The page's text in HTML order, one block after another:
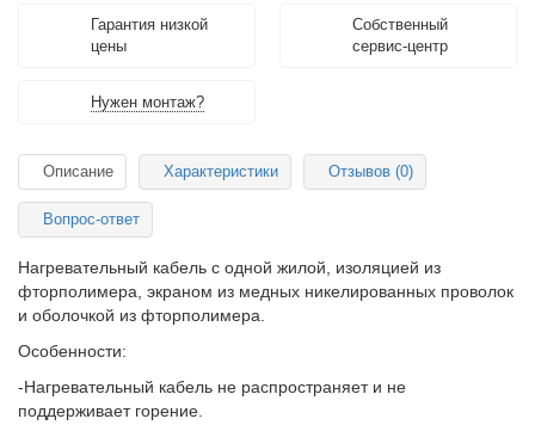
Гарантия низкой
цены
Собственный
сервис-центр
Нужен монтаж?
Описание Характеристики Отзывов (0)
Вопрос-ответ
Нагревательный кабель с одной жилой, изоляцией из
фторполимера, экраном из медных никелированных проволок
и оболочкой из фторполимера.
Особенности:
-Нагревательный кабель не распространяет и не
поддерживает горение.